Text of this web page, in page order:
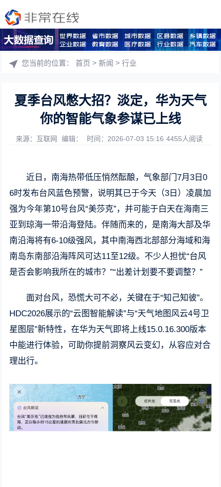
您当前的位置：首页 >新闻 >行业
夏季台风憋大招？淡定，华为天气
你的智能气象参谋已上线
来源：互联网 编辑： 时间：2026-07-03 15:16 4455人阅读
近日，南海热带低压悄然酝酿，气象部门7月3日0
6时发布台风蓝色预警，说明其已于今天（3日）凌晨加
强为今年第10号台风“美莎克”，并可能于白天在海南三
亚到琼海一带沿海登陆。伴随而来的，是南海大部及华
南沿海将有6-10级强风，其中南海西北部部分海域和海
南岛东南部沿海阵风可达11至12级。不少人担忧“台风
是否会影响我所在的城市？”“出差计划要不要调整？”
面对台风，恐慌大可不必，关键在于“知己知彼”。
HDC2026展示的“云图智能解读”与“天气地图风云4号卫
星图层”新特性，在华为天气即将上线15.0.16.300版本
中能进行体验，可助你提前洞察风云变幻，从容应对合
理出行。